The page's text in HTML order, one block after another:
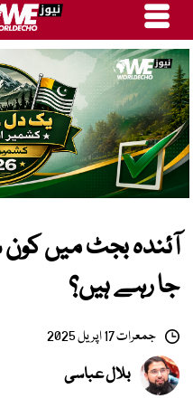
آئندہ بجٹ میں
جا رہے ہیں؟
جمعرات 17 اپریل 2025
بلال عباسی